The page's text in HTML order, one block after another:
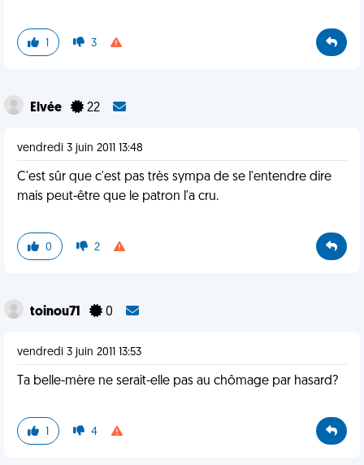
1 3
Elvée 22
vendredi 3 juin 2011 13:48
C'est sûr que c'est pas très sympa de se l'entendre dire
mais peut-être que le patron l'a cru.
0 2
toinou71 0
vendredi 3 juin 2011 13:53
Ta belle-mère ne serait-elle pas au chômage par hasard?
1 4